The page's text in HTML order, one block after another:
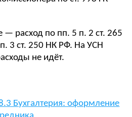
— расход по пп. 5 п. 2 ст. 265
3 ст. 250 НК РФ. На УСН
не идёт.
Бухгалтерия: оформление